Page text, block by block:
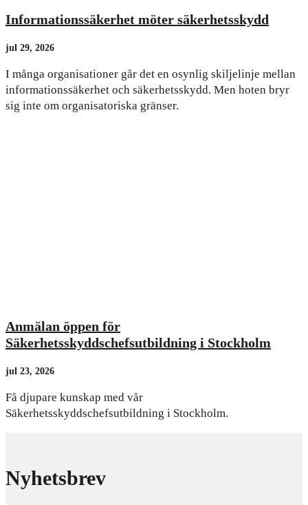
Informationssäkerhet möter säkerhetsskydd
jul 29, 2026
I många organisationer går det en osynlig skiljelinje mellan
informationssäkerhet och säkerhetsskydd. Men hoten bryr
sig inte om organisatoriska gränser.
Anmälan öppen för
Säkerhetsskyddschefsutbildning i Stockholm
jul 23, 2026
Få djupare kunskap med vår
Säkerhetsskyddschefsutbildning i Stockholm.
Nyhetsbrev